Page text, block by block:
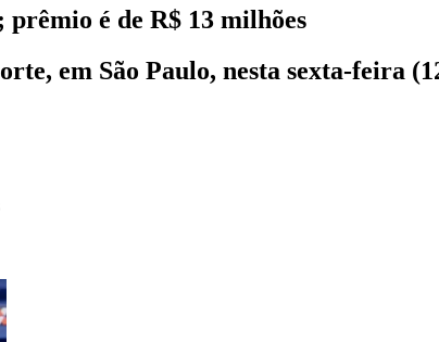
é de R$ 13 milhões
em São Paulo, nesta sexta-feira